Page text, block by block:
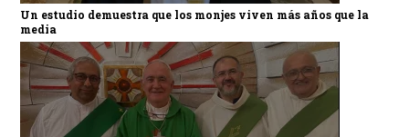
Un estudio demuestra que los monjes viven más años que la
media